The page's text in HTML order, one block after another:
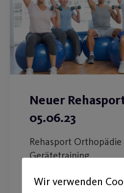
Neuer
05.06.23
Rehasport
Gerätetraining
WEITERLESEN
Wir verwenden